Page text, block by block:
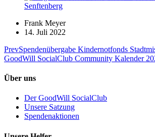
Frank Meyer
14. Juli 2022
PrevSpendenübergabe Kindernotfonds
GoodWill SocialClub Community Kalender
Über uns
Der GoodWill SocialClub
Unsere Satzung
Spendenaktionen